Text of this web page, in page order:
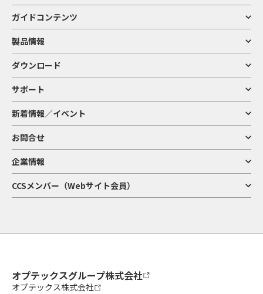
ガイドコンテンツ
製品情報
ダウンロード
サポート
新着情報／イベント
お問合せ
企業情報
CCSメンバー（Webサイト会員）
オプテックスグループ株式会社
オプテックス株式会社